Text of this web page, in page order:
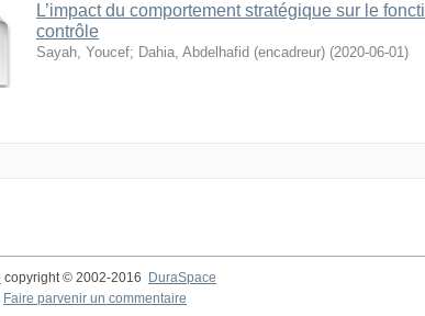
L’impact du comportement stratégique sur le
contrôle
Sayah, Youcef; Dahia, Abdelhafid (encadreur) (2020-06-01)
copyright © 2002-2016 DuraSpace
Faire parvenir un commentaire